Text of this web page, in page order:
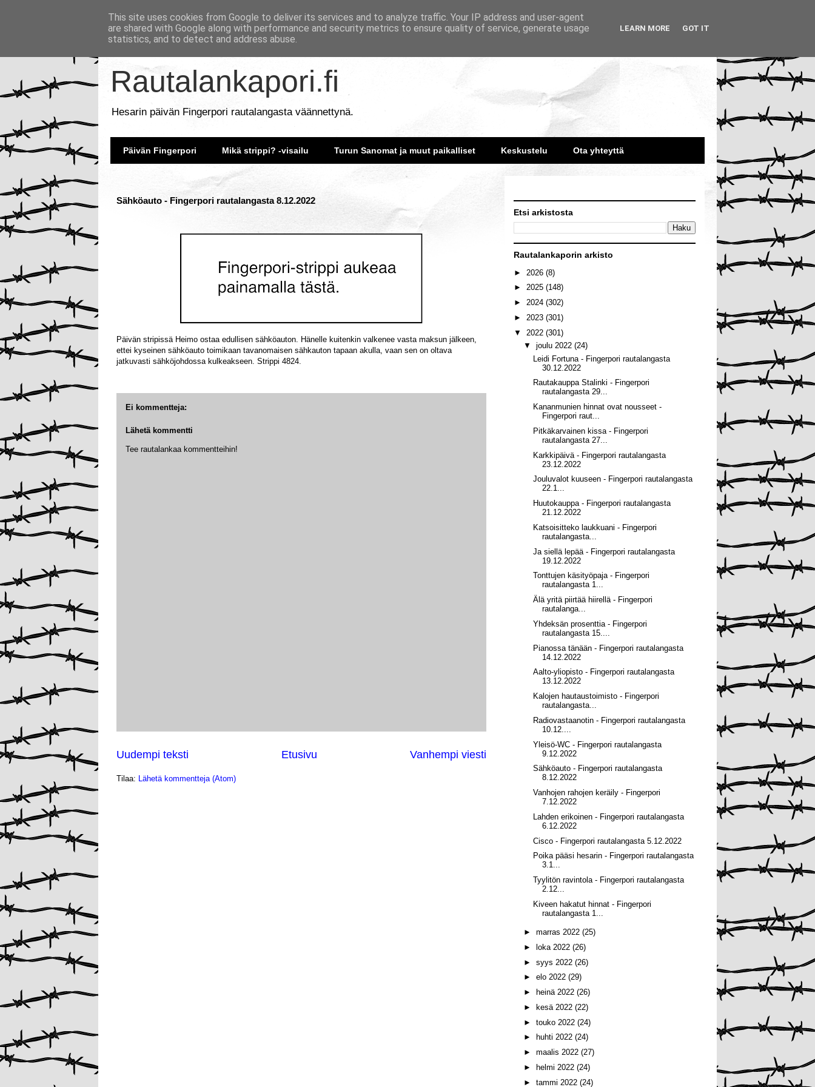
Rautalankapori.fi
Hesarin päivän Fingerpori rautalangasta väännettynä.
Päivän Fingerpori Mikä strippi? -visailu Turun Sanomat ja muut paikalliset Keskustelu Ota yhteyttä
Sähköauto - Fingerpori rautalangasta 8.12.2022
Päivän stripissä Heimo ostaa edullisen sähköauton. Hänelle kuitenkin valkenee vasta maksun jälkeen,
ettei kyseinen sähköauto toimikaan tavanomaisen sähkauton tapaan akulla, vaan sen on oltava
jatkuvasti sähköjohdossa kulkeakseen. Strippi 4824.
Ei kommentteja:
Lähetä kommentti
Tee rautalankaa kommentteihin!
Uudempi teksti Vanhempi viesti
Etusivu
Tilaa: Lähetä kommentteja (Atom)
Etsi arkistosta
Rautalankaporin arkisto
► 2026 (8)
► 2025 (148)
► 2024 (302)
► 2023 (301)
▼ 2022 (301)
▼ joulu 2022 (24)
Leidi Fortuna - Fingerpori rautalangasta
30.12.2022
Rautakauppa Stalinki - Fingerpori
rautalangasta 29...
Kananmunien hinnat ovat nousseet -
Fingerpori raut...
Pitkäkarvainen kissa - Fingerpori
rautalangasta 27...
Karkkipäivä - Fingerpori rautalangasta
23.12.2022
Jouluvalot kuuseen - Fingerpori rautalangasta
22.1...
Huutokauppa - Fingerpori rautalangasta
21.12.2022
Katsoisitteko laukkuani - Fingerpori
rautalangasta...
Ja siellä lepää - Fingerpori rautalangasta
19.12.2022
Tonttujen käsityöpaja - Fingerpori
rautalangasta 1...
Älä yritä piirtää hiirellä - Fingerpori
rautalanga...
Yhdeksän prosenttia - Fingerpori
rautalangasta 15....
Pianossa tänään - Fingerpori rautalangasta
14.12.2022
Aalto-yliopisto - Fingerpori rautalangasta
13.12.2022
Kalojen hautaustoimisto - Fingerpori
rautalangasta...
Radiovastaanotin - Fingerpori rautalangasta
10.12....
Yleisö-WC - Fingerpori rautalangasta
9.12.2022
Sähköauto - Fingerpori rautalangasta
8.12.2022
Vanhojen rahojen keräily - Fingerpori
7.12.2022
Lahden erikoinen - Fingerpori rautalangasta
6.12.2022
Cisco - Fingerpori rautalangasta 5.12.2022
Poika pääsi hesarin - Fingerpori rautalangasta
3.1...
Tyylitön ravintola - Fingerpori rautalangasta
2.12...
Kiveen hakatut hinnat - Fingerpori
rautalangasta 1...
► marras 2022 (25)
►
loka 2022 (26)
► syys 2022 (26)
► elo 2022 (29)
►
heinä 2022 (26)
►
kesä 2022 (22)
► touko 2022 (24)
►
huhti 2022 (24)
► maalis 2022 (27)
►
helmi 2022 (24)
► tammi 2022 (24)
This site uses cookies from Google to deliver its services and to analyze traffic. Your IP address and user-agent
are shared with Google along with performance and security metrics to ensure quality of service, generate usage
statistics, and to detect and address abuse.
LEARN MORE GOT IT